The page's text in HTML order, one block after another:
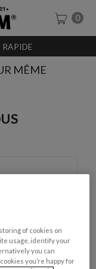
0
MÊME
of cookies on
usage, identify your
you can
you’re happy for